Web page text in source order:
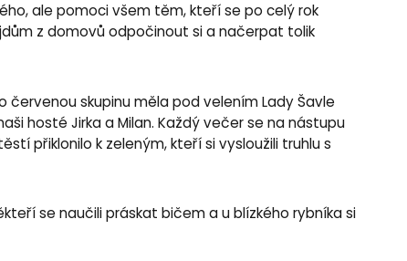
ale pomoci všem těm, kteří se po celý rok
z domovů odpočinout si a načerpat tolik
skupinu měla pod velením Lady Šavle
hosté Jirka a Milan. Každý večer se na nástupu
přiklonilo k zeleným, kteří si vysloužili truhlu s
se naučili práskat bičem a u blízkého rybníka si